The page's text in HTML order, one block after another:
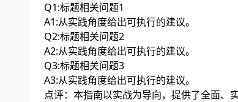
Q1:标题相关问题1
A1:从实践角度给出可执行的建议。
Q2:标题相关问题2
A2:从实践角度给出可执行的建议。
Q3:标题相关问题3
A3:从实践角度给出可执行的建议。
点评：本指南以实战为导向，提供了全面、